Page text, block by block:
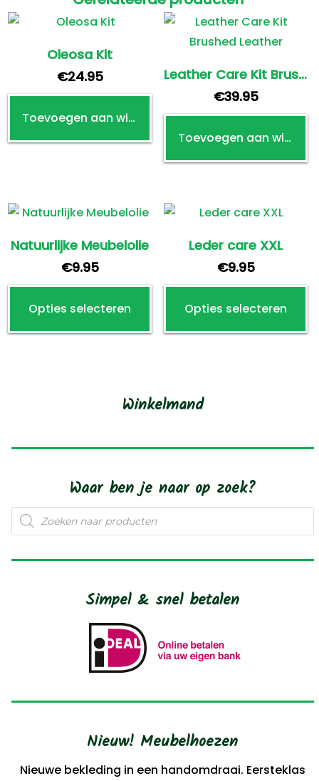
Oleosa Kit
€24.95
Toevoegen aan winkelwagen
Leather Care Kit Brushed Leather
€39.95
Toevoegen aan winkelwagen
Natuurlijke Meubelolie
€9.95
Opties selecteren
product
heeft
Deze
optie
gekozen
op
de
productpagina
Leder care XXL
€9.95
Opties selecteren
Winkelmand
Waar ben je naar op zoek?
Producten
zoeken
Simpel & snel betalen
Nieuw! Meubelhoezen
Nieuwe bekleding in een handomdraai. Eersteklas